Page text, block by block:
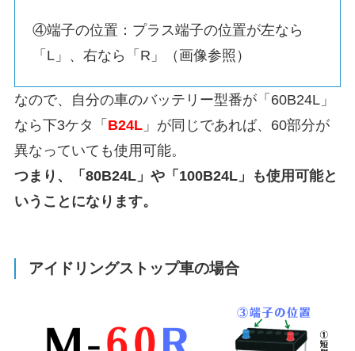
④端子の位置：プラス端子の位置が左なら
「L」、右なら「R」（画像参照）
なので、自分の車のバッテリー型番が「60B24L」
なら下3ケタ「 B24L」が同じであれば、60部分が
異なっていても使用可能。
つまり、「80B24L」や「100B24L」も使用可能と
いうことになります。
アイドリングストップ車の場合